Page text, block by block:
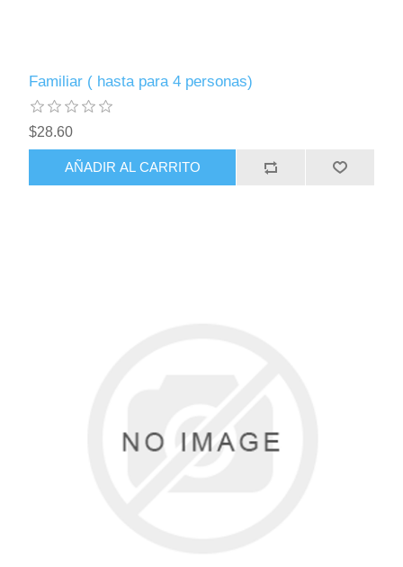
Familiar ( hasta para 4 personas)
$28.60